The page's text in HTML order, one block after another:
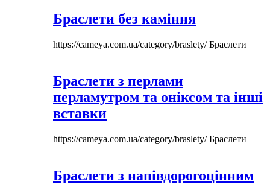
Браслети без каміння
https://cameya.com.ua/category/braslety/Браслети
Браслети з перлами
перламутром та оніксом та інші
вставки
https://cameya.com.ua/category/braslety/Браслети
Браслети з напівдорогоцінним